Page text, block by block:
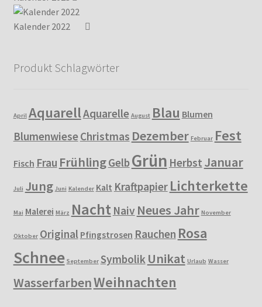
Kalender 2022
Produkt Schlagwörter
April AquarellAquarelle August Blau Blumen
BlumenwieseChristmas Dezember Februar Fest
Fisch Frau FrühlingGelbGrün Herbst Januar
Juli Jung Juni Kalender Kalt Kraftpapier Lichterkette
Mai Malerei März Nacht Naiv Neues Jahr November
Oktober Original Pfingstrosen Rauchen Rosa
Schnee September Symbolik Unikat Urlaub Wasser
WasserfarbenWeihnachten